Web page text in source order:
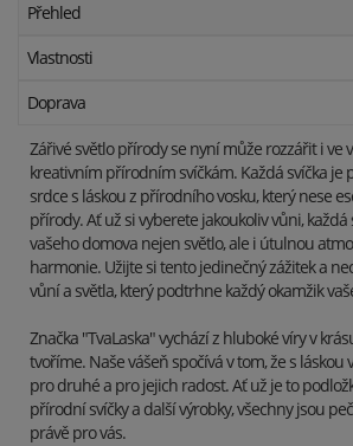
Přehled
Vlastnosti
Doprava
Zářivé světlo přírody se nyní může rozzářit i ve
kreativním přírodním svíčkám. Každá svíčka je
srdce s láskou z přírodního vosku, který nese
přírody. Ať už si vyberete jakoukoliv vůni,
vašeho domova nejen světlo, ale i útulnou
harmonie. Užijte si tento jedinečný zážitek a
vůní a světla, který podtrhne každý okamžik
Značka "TvaLaska" vychází z hluboké víry v
tvoříme. Naše vášeň spočívá v tom, že s
pro druhé a pro jejich radost. Ať už je to
přírodní svíčky a další výrobky, všechny jsou
právě pro vás.